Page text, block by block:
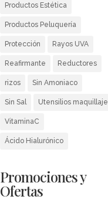
Productos Estética
Productos Peluquería
Protección Rayos UVA
Reafirmante Reductores
rizos Sin Amoniaco
Sin Sal Utensilios maquillaje
VitaminaC
Ácido Hialurónico
Promociones y
Ofertas